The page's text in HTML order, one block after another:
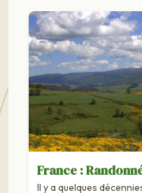
France :
Il y a quelques